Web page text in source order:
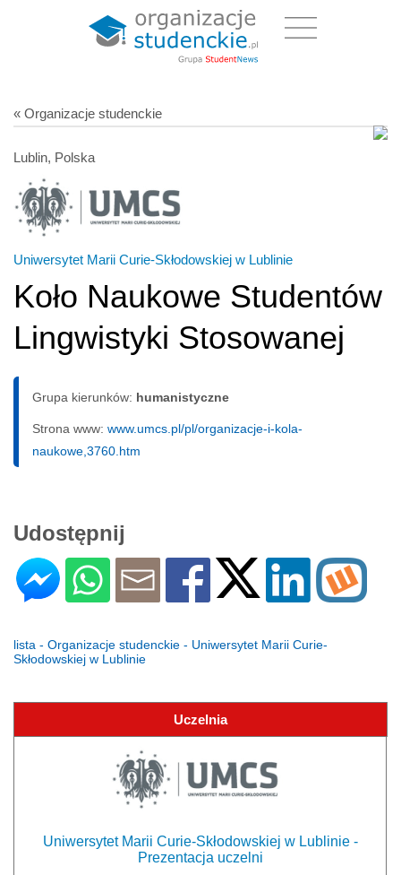
« Organizacje studenckie
Lublin, Polska
Uniwersytet Marii Curie-Skłodowskiej w Lublinie
Koło Naukowe Studentów
Lingwistyki Stosowanej
Grupa kierunków: humanistyczne
Strona www: www.umcs.pl/pl/organizacje-i-kola-
naukowe,3760.htm
Udostępnij
lista - Organizacje studenckie - Uniwersytet Marii Curie-
Skłodowskiej w Lublinie
Uczelnia
Uniwersytet Marii Curie-Skłodowskiej w Lublinie -
Prezentacja uczelni